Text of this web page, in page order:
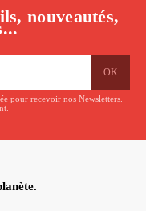
nouveautés,
pour recevoir nos Newsletters.